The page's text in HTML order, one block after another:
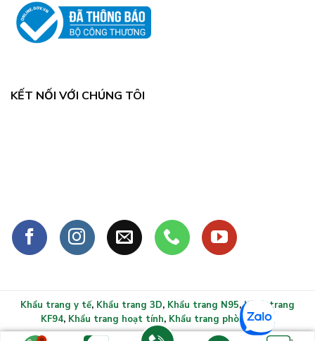
KẾT NỐI VỚI CHÚNG TÔI
Khẩu trang y tế, Khẩu trang 3D, Khẩu trang N95,Khẩu trang
KF94, Khẩu trang hoạt tính, Khẩu trang phòng sạch